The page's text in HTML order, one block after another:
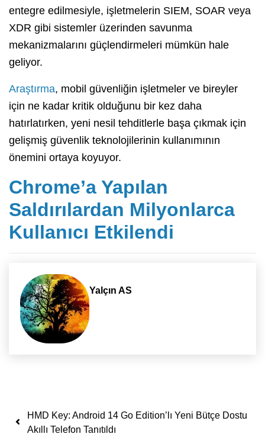
entegre edilmesiyle, işletmelerin SIEM, SOAR veya
XDR gibi sistemler üzerinden savunma
mekanizmalarını güçlendirmeleri mümkün hale
geliyor.
Araştırma, mobil güvenliğin işletmeler ve bireyler
için ne kadar kritik olduğunu bir kez daha
hatırlatırken, yeni nesil tehditlerle başa çıkmak için
gelişmiş güvenlik teknolojilerinin kullanımının
önemini ortaya koyuyor.
Chrome’a Yapılan
Saldırılardan Milyonlarca
Kullanıcı Etkilendi
Yalçın AS
Yazı dolaşımı
HMD Key: Android 14 Go Edition’lı Yeni Bütçe Dostu
Akıllı Telefon Tanıtıldı